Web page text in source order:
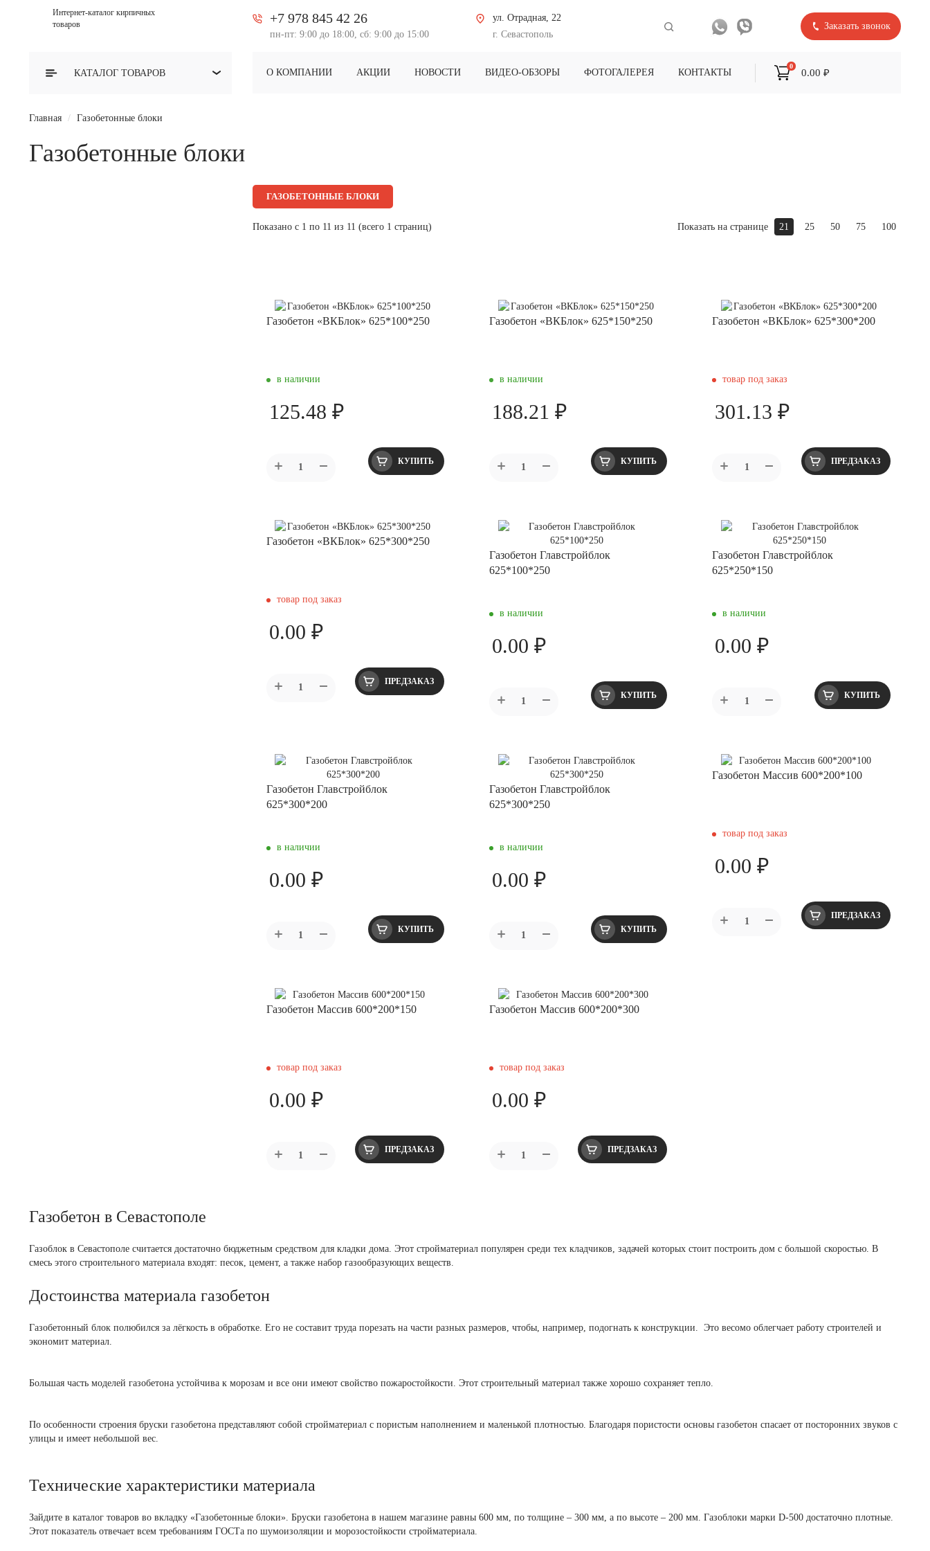
Интернет-каталог кирпичных
товаров
+7 978 845 42 26
пн-пт: 9:00 до 18:00, сб: 9:00 до 15:00
ул. Отрадная, 22
г. Севастополь
Заказать звонок
КАТАЛОГ ТОВАРОВ О КОМПАНИИ АКЦИИ НОВОСТИ ВИДЕО-ОБЗОРЫ ФОТОГАЛЕРЕЯ КОНТАКТЫ
0
0.00 ₽
Главная Газобетонные блоки
Газобетонные блоки
ГАЗОБЕТОННЫЕ БЛОКИ
Показано с 1 по 11 из 11 (всего 1 страниц) Показать на странице 21 25 50 75 100
Газобетон «ВКБлок» 625*100*250
в наличии
125.48 ₽
КУПИТЬ
Газобетон «ВКБлок» 625*150*250
в наличии
188.21 ₽
КУПИТЬ
Газобетон «ВКБлок» 625*300*200
товар под заказ
301.13 ₽
ПРЕДЗАКАЗ
Газобетон «ВКБлок» 625*300*250
товар под заказ
0.00 ₽
ПРЕДЗАКАЗ
Газобетон Главстройблок
625*100*250
в наличии
0.00 ₽
КУПИТЬ
Газобетон Главстройблок
625*250*150
в наличии
0.00 ₽
КУПИТЬ
Газобетон Главстройблок
625*300*200
в наличии
0.00 ₽
КУПИТЬ
Газобетон Главстройблок
625*300*250
в наличии
0.00 ₽
КУПИТЬ
Газобетон Массив 600*200*100
товар под заказ
0.00 ₽
ПРЕДЗАКАЗ
Газобетон Массив 600*200*150
товар под заказ
0.00 ₽
ПРЕДЗАКАЗ
Газобетон Массив 600*200*300
товар под заказ
0.00 ₽
ПРЕДЗАКАЗ
Газобетон в Севастополе
Газоблок в Севастополе считается достаточно бюджетным средством для кладки дома. Этот стройматериал популярен среди тех кладчиков, задачей которых стоит построить дом с большой скоростью. В
смесь этого строительного материала входят: песок, цемент, а также набор газообразующих веществ.
Достоинства материала газобетон
Газобетонный блок полюбился за лёгкость в обработке. Его не составит труда порезать на части разных размеров, чтобы, например, подогнать к конструкции. Это весомо облегчает работу строителей и
экономит материал.
Большая часть моделей газобетона устойчива к морозам и все они имеют свойство пожаростойкости. Этот строительный материал также хорошо сохраняет тепло.
По особенности строения бруски газобетона представляют собой стройматериал с пористым наполнением и маленькой плотностью. Благодаря пористости основы газобетон спасает от посторонних звуков с
улицы и имеет небольшой вес.
Технические характеристики материала
Зайдите в каталог товаров во вкладку «Газобетонные блоки». Бруски газобетона в нашем магазине равны 600 мм, по толщине – 300 мм, а по высоте – 200 мм. Газоблоки марки D-500 достаточно плотные.
Этот показатель отвечает всем требованиям ГОСТа по шумоизоляции и морозостойкости стройматериала.